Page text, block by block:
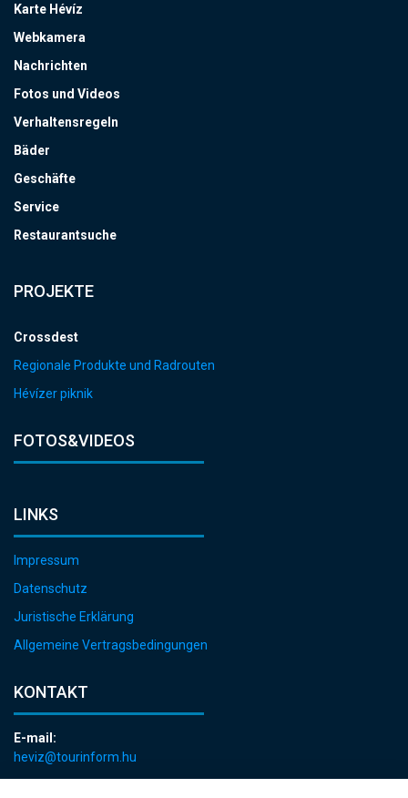
Karte Hévíz
Webkamera
Nachrichten
Fotos und Videos
Verhaltensregeln
Bäder
Geschäfte
Service
Restaurantsuche
PROJEKTE
Crossdest
Regionale Produkte und Radrouten
Hévízer piknik
FOTOS&VIDEOS
LINKS
Impressum
Datenschutz
Juristische Erklärung
Allgemeine Vertragsbedingungen
KONTAKT
E-mail:
heviz@tourinform.hu